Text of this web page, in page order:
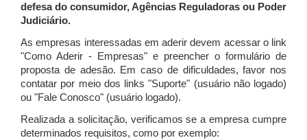
defesa do consumidor, Agências Reguladoras ou Poder
Judiciário.
As empresas interessadas em aderir devem acessar o link
"Como Aderir - Empresas" e preencher o formulário de
proposta de adesão. Em caso de dificuldades, favor nos
contatar por meio dos links "Suporte" (usuário não logado)
ou "Fale Conosco" (usuário logado).
Realizada a solicitação, verificamos se a empresa cumpre
determinados requisitos, como por exemplo: